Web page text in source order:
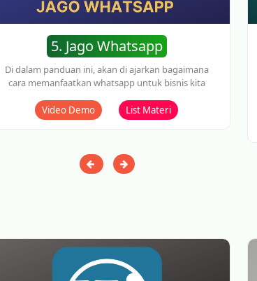
5. Jago Whatsapp
Di dalam panduan ini, akan di ajarkan bagaimana
cara memanfaatkan whatsapp untuk bisnis kita
Video Demo List Materi